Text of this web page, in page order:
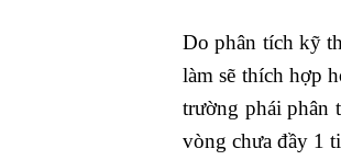
Do phân tích kỹ
làm sẽ thích hợp
trường phái phân
vòng chưa đầy 1